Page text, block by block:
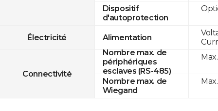
Dispositif
d'autoprotection
Électricité Alimentation
Connectivité
Nombre max. de
périphériques
esclaves (RS-485)
Nombre max. de
Wiegand